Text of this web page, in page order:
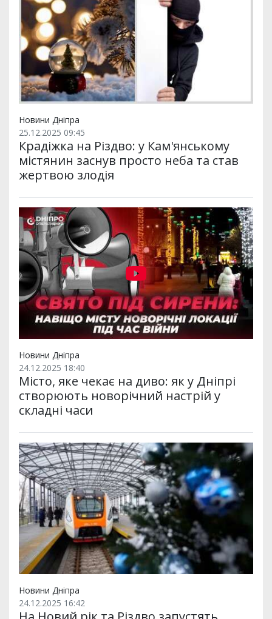
Новини Дніпра
25.12.2025 09:45
Крадіжка на Різдво: у Кам'янському
містянин заснув просто неба та став
жертвою злодія
Новини Дніпра
24.12.2025 18:40
Місто, яке чекає на диво: як у Дніпрі
створюють новорічний настрій у
складні часи
Новини Дніпра
24.12.2025 16:42